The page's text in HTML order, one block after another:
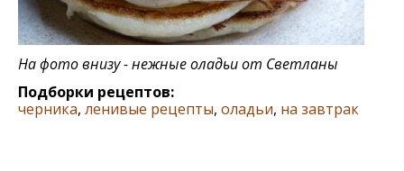
На фото внизу - нежные оладьи от Светланы
Подборки рецептов:
черника, ленивые рецепты, оладьи, на завтрак